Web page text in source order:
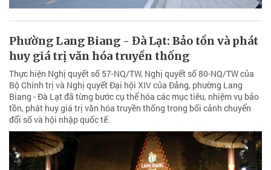
Phường Lang Biang - Đà Lạt: Bảo tồn và phát
huy giá trị văn hóa truyền thống
Thực hiện Nghị quyết số 57-NQ/TW, Nghị quyết số 80-NQ/TW của
Bộ Chính trị và Nghị quyết Đại hội XIV của Đảng, phường Lang
Biang - Đà Lạt đã từng bước cụ thể hóa các mục tiêu, nhiệm vụ bảo
tồn, phát huy giá trị văn hóa truyền thống trong bối cảnh chuyển
đổi số và hội nhập quốc tế.